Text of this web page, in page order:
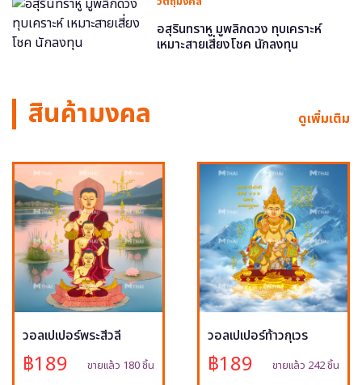
อสุรินทราหู มูพลิกดวง ทุบเคราะห์
เหมาะสายเสี่ยงโชค นักลงทุน
สินค้ามงคล ดูเพิ่มเติม
วอลเปเปอร์พระสีวลี
฿189 ขายแล้ว 180 ชิ้น
วอลเปเปอร์ท้าวกุเวร
฿189 ขายแล้ว 242 ชิ้น